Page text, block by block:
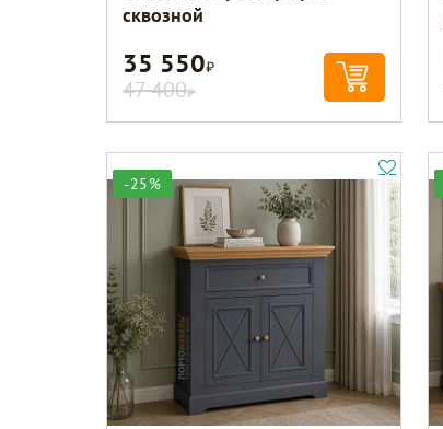
сквозной
35 550Р
47 400Р
-25%